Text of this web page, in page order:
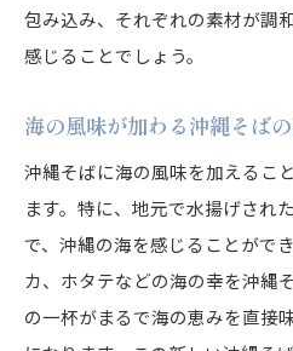
包み込み、それぞれの素材が調
感じることでしょう。
海の風味が加わる沖縄そば
沖縄そばに海の風味を加えるこ
ます。特に、地元で水揚げされ
で、沖縄の海を感じることがで
カ、ホタテなどの海の幸を沖縄
の一杯がまるで海の恵みを直接